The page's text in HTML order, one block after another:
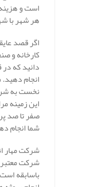
است و
هر شهر با
اگر قصد
کارخانه و
دانید که
انجام
نخست به
این زمینه
صفر تا صد
شما انجام
شرکت مهار
شرکت
باسابقه